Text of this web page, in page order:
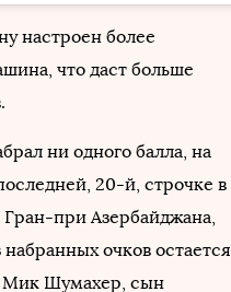
настроен более
что даст больше
ни одного балла, на
20-й, строчке в
при Азербайджана,
очков остается
Мик Шумахер, сын